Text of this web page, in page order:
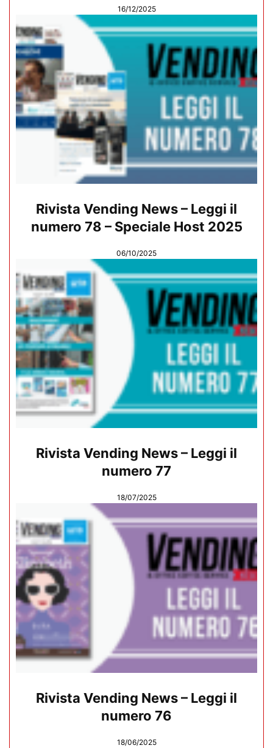
16/12/2025
Rivista Vending News – Leggi il
numero 78 – Speciale Host 2025
06/10/2025
Rivista Vending News – Leggi il
numero 77
18/07/2025
Rivista Vending News – Leggi il
numero 76
18/06/2025